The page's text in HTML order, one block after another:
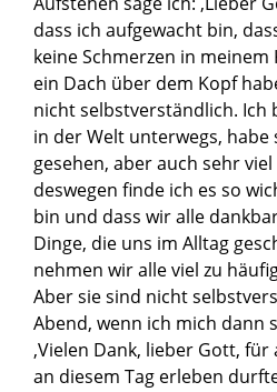
dass ich aufgewacht bin,
keine Schmerzen in
ein Dach über dem Kopf
nicht selbstverständlich. Ich
in der Welt unterwegs, habe
gesehen, aber auch sehr
deswegen finde ich es so
bin und dass wir alle
Dinge, die uns im Alltag
nehmen wir alle viel zu
Aber sie sind nicht
Abend, wenn ich mich dann
‚Vielen Dank, lieber Gott, für
an diesem Tag erleben